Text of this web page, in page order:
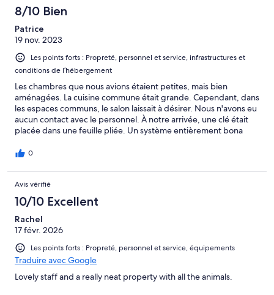
8/10 Bien
Patrice
19 nov. 2023
Les points forts : Propreté, personnel et service, infrastructures et
conditions de l’hébergement
Les chambres que nous avions étaient petites, mais bien
aménagées. La cuisine commune était grande. Cependant, dans
les espaces communs, le salon laissait à désirer. Nous n'avons eu
aucun contact avec le personnel. À notre arrivée, une clé était
placée dans une feuille pliée. Un système entièrement bona
stationnement dans la rue pour loger tous les hébergés.
0
Avis vérifié
10/10 Excellent
Rachel
17 févr. 2026
Les points forts : Propreté, personnel et service, équipements
Traduire avec Google
Lovely staff and a really neat property with all the animals.